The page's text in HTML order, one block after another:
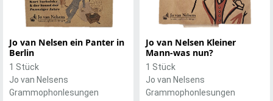
Jo van Nelsen ein Panter in
Berlin
1 Stück
Jo van Nelsens
Grammophonlesungen
Jo van Nelsen Kleiner
Mann-was nun?
1 Stück
Jo van Nelsens
Grammophonlesungen